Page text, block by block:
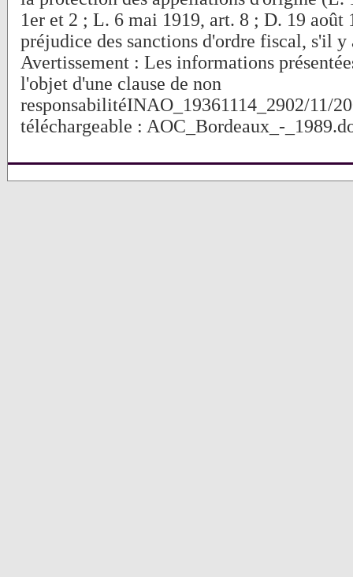
1er et 2 ; L. 6 mai 1919, art. 8 ; D. 19 août
préjudice des sanctions d'ordre fiscal, s'il y
Avertissement : Les informations
l'objet d'une clause de non
responsabilitéINAO_19361114_2902/11/
téléchargeable : AOC_Bordeaux_-